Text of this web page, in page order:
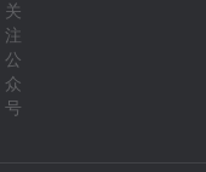
关
注
公
众
号